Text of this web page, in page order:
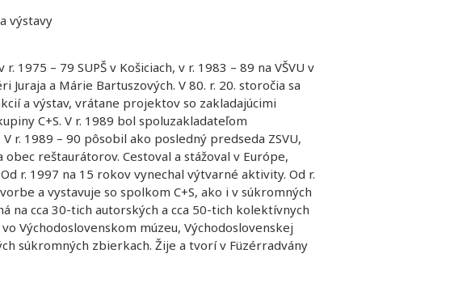
výstavy
1975 – 79 SUPŠ v Košiciach, v r. 1983 – 89 na VŠVU v
Juraja a Márie Bartuszových. V 80. r. 20. storočia sa
a výstav, vrátane projektov so zakladajúcimi
C+S. V r. 1989 bol spoluzakladateľom
r. 1989 – 90 pôsobil ako posledný predseda ZSVU,
reštaurátorov. Cestoval a stážoval v Európe,
r. 1997 na 15 rokov vynechal výtvarné aktivity. Od r.
a vystavuje so spolkom C+S, ako i v súkromných
na cca 30-tich autorských a cca 50-tich kolektívnych
Východoslovenskom múzeu, Východoslovenskej
súkromných zbierkach. Žije a tvorí v Füzérradvány